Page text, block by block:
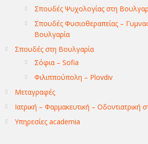
Σπουδές Ψυχολογίας στη
Σπουδές Φυσιοθεραπείας –
Βουλγαρία
Σπουδές στη Βουλγαρία
Σόφια – Sofia
Φιλιππούπολη – Plovdiv
Μεταγραφές
Ιατρική – Φαρμακευτική – Οδοντιατρική
Υπηρεσίες academia